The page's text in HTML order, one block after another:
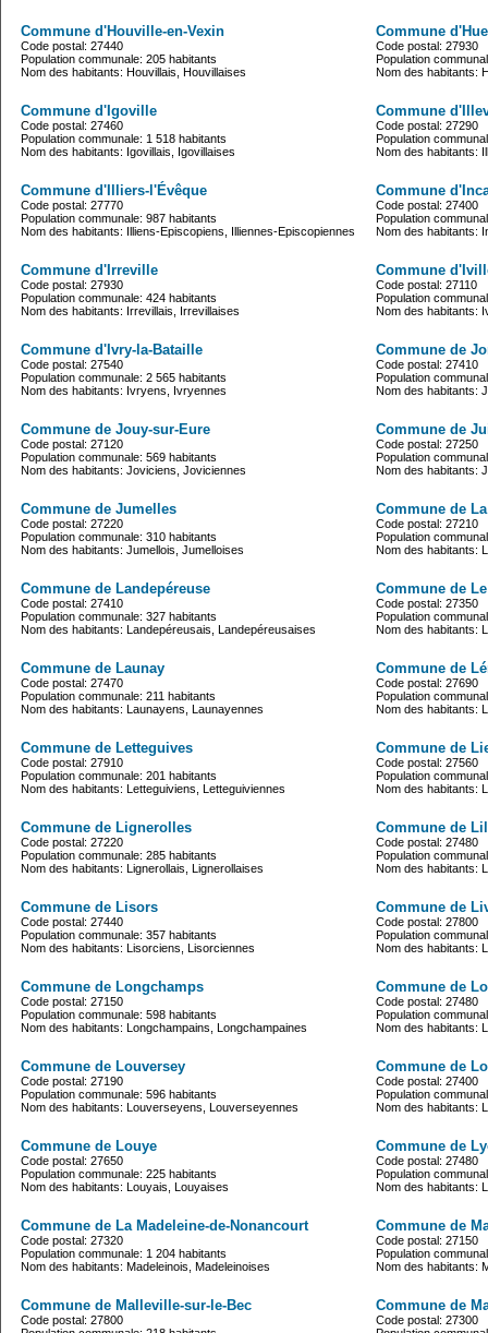
Commune d'Houville-en-Vexin
Code postal: 27440
Population communale: 205 habitants
Nom des habitants: Houvillais, Houvillaises
Commune
Code postal: 27930
Population
Nom des habitants:
Commune d'Igoville
Code postal: 27460
Population communale: 1 518 habitants
Nom des habitants: Igovillais, Igovillaises
Commune
Code postal: 27290
Population
Nom des habitants:
Commune d'Illiers-l'Évêque
Code postal: 27770
Population communale: 987 habitants
Nom des habitants: Illiens-Episcopiens, Illiennes-Episcopiennes
Commune
Code postal: 27400
Population
Nom des habitants:
Commune d'Irreville
Code postal: 27930
Population communale: 424 habitants
Nom des habitants: Irrevillais, Irrevillaises
Commune
Code postal: 27110
Population
Nom des habitants:
Commune d'Ivry-la-Bataille
Code postal: 27540
Population communale: 2 565 habitants
Nom des habitants: Ivryens, Ivryennes
Commune de
Code postal: 27410
Population
Nom des habitants:
Commune de Jouy-sur-Eure
Code postal: 27120
Population communale: 569 habitants
Nom des habitants: Joviciens, Joviciennes
Commune de
Code postal: 27250
Population
Nom des habitants:
Commune de Jumelles
Code postal: 27220
Population communale: 310 habitants
Nom des habitants: Jumellois, Jumelloises
Commune de
Code postal: 27210
Population
Nom des habitants:
Commune de Landepéreuse
Code postal: 27410
Population communale: 327 habitants
Nom des habitants: Landepéreusais, Landepéreusaises
Commune de
Code postal: 27350
Population
Nom des habitants:
Commune de Launay
Code postal: 27470
Population communale: 211 habitants
Nom des habitants: Launayens, Launayennes
Commune de
Code postal: 27690
Population
Nom des habitants:
Commune de Letteguives
Code postal: 27910
Population communale: 201 habitants
Nom des habitants: Letteguiviens, Letteguiviennes
Commune de
Code postal: 27560
Population
Nom des habitants:
Commune de Lignerolles
Code postal: 27220
Population communale: 285 habitants
Nom des habitants: Lignerollais, Lignerollaises
Commune de
Code postal: 27480
Population
Nom des habitants:
Commune de Lisors
Code postal: 27440
Population communale: 357 habitants
Nom des habitants: Lisorciens, Lisorciennes
Commune de
Code postal: 27800
Population
Nom des habitants:
Commune de Longchamps
Code postal: 27150
Population communale: 598 habitants
Nom des habitants: Longchampains, Longchampaines
Commune de
Code postal: 27480
Population
Nom des habitants:
Commune de Louversey
Code postal: 27190
Population communale: 596 habitants
Nom des habitants: Louverseyens, Louverseyennes
Commune de
Code postal: 27400
Population
Nom des habitants:
Commune de Louye
Code postal: 27650
Population communale: 225 habitants
Nom des habitants: Louyais, Louyaises
Commune de
Code postal: 27480
Population
Nom des habitants:
Commune de La Madeleine-de-Nonancourt
Code postal: 27320
Population communale: 1 204 habitants
Nom des habitants: Madeleinois, Madeleinoises
Commune de
Code postal: 27150
Population
Nom des habitants:
Commune de Malleville-sur-le-Bec
Code postal: 27800
Commune de
Code postal: 27300